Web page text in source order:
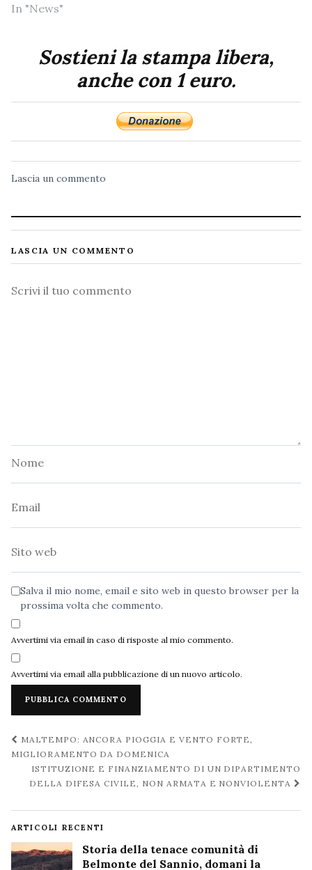
In "News"
Sostieni la stampa libera,
anche con 1 euro.
Lascia un commento
LASCIA UN COMMENTO
Commento
Salva il mio nome, email e sito web in questo browser per la
prossima volta che commento.
Avvertimi via email in caso di risposte al mio commento.
Avvertimi via email alla pubblicazione di un nuovo articolo.
Navigazione
post
MALTEMPO: ANCORA PIOGGIA E VENTO FORTE,
MIGLIORAMENTO DA DOMENICA
ISTITUZIONE E FINANZIAMENTO DI UN DIPARTIMENTO
DELLA DIFESA CIVILE, NON ARMATA E NONVIOLENTA
ARTICOLI RECENTI
Storia della tenace comunità di
Belmonte del Sannio, domani la